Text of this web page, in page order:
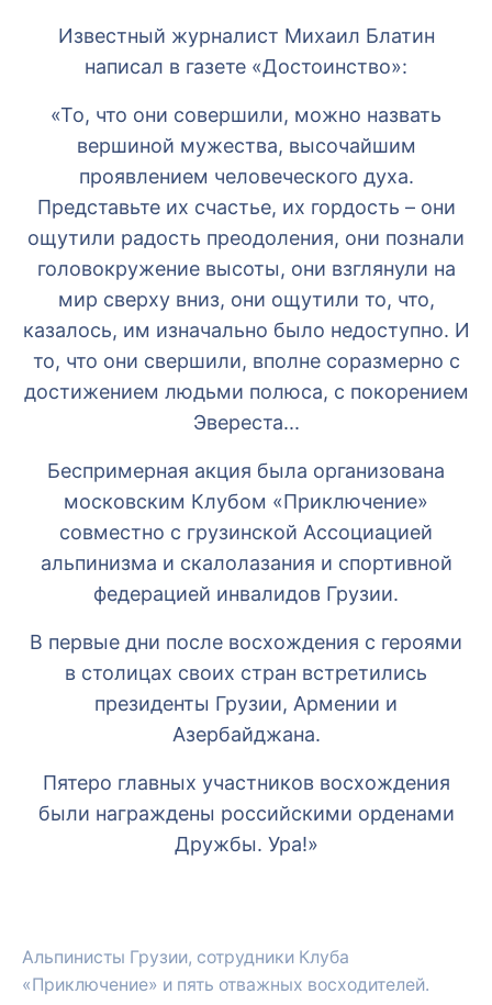
Известный журналист Михаил Блатин
написал в газете «Достоинство»:
«То, что они совершили, можно назвать
вершиной мужества, высочайшим
проявлением человеческого духа.
Представьте их счастье, их гордость – они
ощутили радость преодоления, они познали
головокружение высоты, они взглянули на
мир сверху вниз, они ощутили то, что,
казалось, им изначально было недоступно. И
то, что они свершили, вполне соразмерно с
достижением людьми полюса, с покорением
Эвереста...
Беспримерная акция была организована
московским Клубом «Приключение»
совместно с грузинской Ассоциацией
альпинизма и скалолазания и спортивной
федерацией инвалидов Грузии.
В первые дни после восхождения с героями
в столицах своих стран встретились
президенты Грузии, Армении и
Азербайджана.
Пятеро главных участников восхождения
были награждены российскими орденами
Дружбы. Ура!»
Альпинисты Грузии, сотрудники Клуба
«Приключение» и пять отважных восходителей.